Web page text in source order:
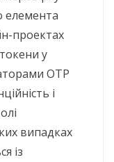
елемента
проектах
у
OTP
і
випадках
із